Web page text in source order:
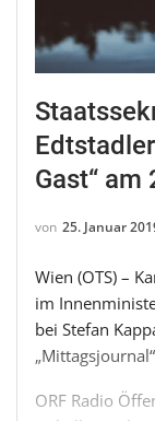
Gast“ am
von 25. Januar
Wien (OTS) –
im
bei Stefan
ORF Radio